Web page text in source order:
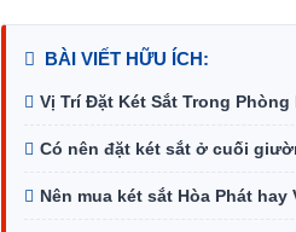
BÀI VIẾT HỮU ÍCH:
Vị Trí Đặt Két Sắt Trong
Có nên đặt két sắt ở cuối
Nên mua két sắt Hòa Phát